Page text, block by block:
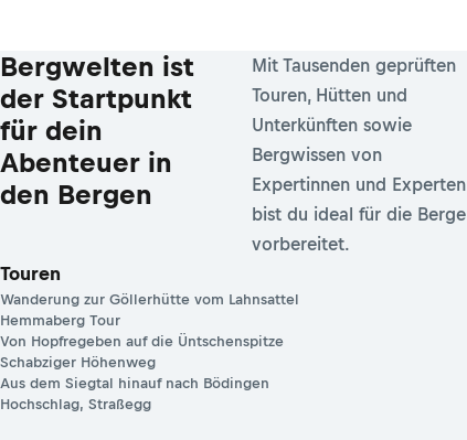
Bergwelten ist
der Startpunkt
für dein
Abenteuer in
den Bergen
Mit Tausenden geprüften
Touren, Hütten und
Unterkünften sowie
Bergwissen von
Expertinnen und Experten
bist du ideal für die Berge
vorbereitet.
Touren
Wanderung zur Göllerhütte vom Lahnsattel
Hemmaberg Tour
Von Hopfregeben auf die Üntschenspitze
Schabziger Höhenweg
Aus dem Siegtal hinauf nach Bödingen
Hochschlag, Straßegg